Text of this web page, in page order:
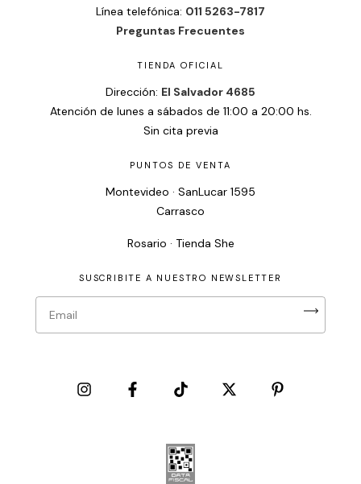
Línea telefónica: 011 5263-7817
Preguntas Frecuentes
TIENDA OFICIAL
Dirección: El Salvador 4685
Atención de lunes a sábados de 11:00 a 20:00 hs.
Sin cita previa
PUNTOS DE VENTA
Montevideo · SanLucar 1595
Carrasco
Rosario · Tienda She
SUSCRIBITE A NUESTRO NEWSLETTER